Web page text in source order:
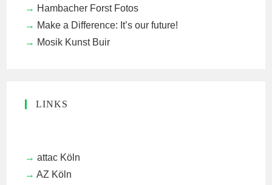
Hambacher Forst Fotos
Make a Difference: It’s our future!
Mosik Kunst Buir
LINKS
attac Köln
AZ Köln